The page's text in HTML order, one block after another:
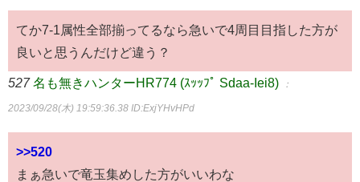
てか7-1属性全部揃ってるなら急いで4周目目指した方が
良いと思うんだけど違う？
527 名も無きハンターHR774 (ｽｯｯﾌﾟ Sdaa-Iei8) ：
2023/09/28(木) 19:59:36.38 ID:ExjYHvHPd
>>520
まぁ急いで竜玉集めした方がいいわな